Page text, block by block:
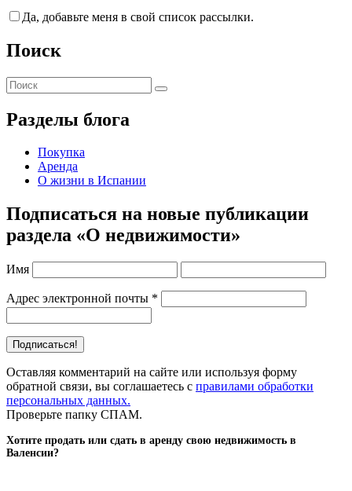
Да, добавьте меня в свой список рассылки.
Поиск
Разделы блога
Покупка
Аренда
О жизни в Испании
Подписаться на новые публикации
раздела «О недвижимости»
Имя
Адрес электронной почты *
Оставляя комментарий на сайте или используя форму
обратной связи, вы соглашаетесь с правилами обработки
персональных данных.
Проверьте папку СПАМ.
Хотите продать или сдать в аренду свою недвижимость в
Валенсии?